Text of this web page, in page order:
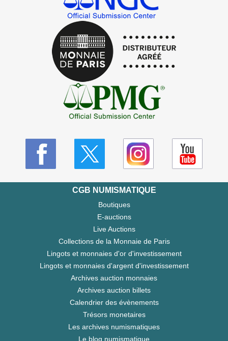
CGB NUMISMATIQUE
Boutiques
E-auctions
Live Auctions
Collections de la Monnaie de Paris
Lingots et monnaies d'or d'investissement
Lingots et monnaies d'argent d'investissement
Archives auction monnaies
Archives auction billets
Calendrier des évènements
Trésors monetaires
Les archives numismatiques
Le blog numismatique